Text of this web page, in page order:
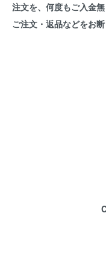
注文を、何度もご入金
ご注文・返品などをお